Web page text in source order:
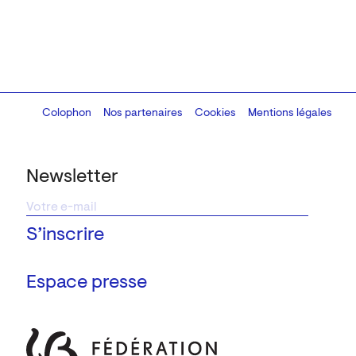
Newsletter
Espace presse
Colophon
Design:Marcel Kaczmarek, code:8080.studio
Nos partenaires Cookies Mentions légales